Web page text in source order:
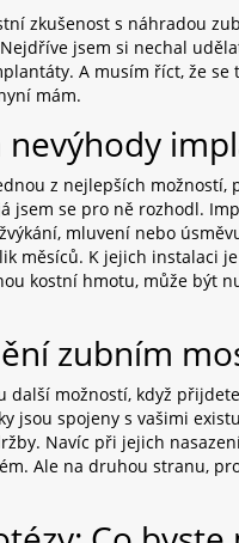
zkušenost s náhradou
jsem si nechal
A musím říct, že se
mám.
nevýhody
z nejlepších možností,
jsem se pro ně rozhodl.
mluvení nebo
měsíců. K jejich instalaci
kostní hmotu, může být
zubním
další možností, když
jsou spojeny s vašimi
Navíc při jejich
Ale na druhou stranu,